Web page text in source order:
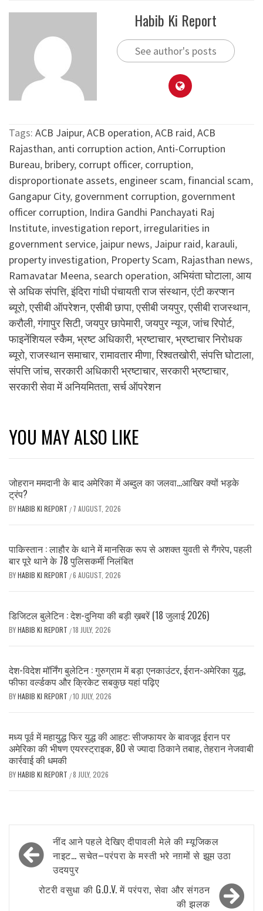
Habib Ki Report
See author's posts
Tags: ACB Jaipur,ACB operation,ACB raid,ACB
Rajasthan, anti corruption action,Anti-Corruption
Bureau, bribery, corrupt officer, corruption,
disproportionate assets, engineer scam, financial scam,
Gangapur City, government corruption, government
officer corruption, Indira Gandhi Panchayati Raj
Institute, investigation report, irregularities in
government service, jaipur news, Jaipur raid, karauli,
property investigation, Property Scam, Rajasthan news,
Ramavatar Meena,search operation,अभियंता घोटाला,आय
से अधिक संपत्ति,इंदिरा गांधी पंचायती राज संस्थान,एंटी करप्शन
ब्यूरो,एसीबी ऑपरेशन,एसीबी छापा,एसीबी जयपुर,एसीबी राजस्थान,
करौली,गंगापुर सिटी,जयपुर छापेमारी,जयपुर न्यूज,जांच रिपोर्ट,
फाइनेंशियल स्कैम,भ्रष्ट अधिकारी,भ्रष्टाचार,भ्रष्टाचार निरोधक
ब्यूरो,राजस्थान समाचार,रामावतार मीणा,रिश्वतखोरी,संपत्ति घोटाला,
संपत्ति जांच,सरकारी अधिकारी भ्रष्टाचार,सरकारी भ्रष्टाचार,
सरकारी सेवा में अनियमितता,सर्च ऑपरेशन
YOU MAY ALSO LIKE
जोहरान ममदानी के बाद अमेरिका में अब्दुल का जलवा…आखिर क्यों भड़के
ट्रंप?
BYHABIB KI REPORT / 7 AUGUST, 2026
पाकिस्तान : लाहौर के थाने में मानसिक रूप से अशक्त युवती से गैंगरेप, पहली
बार पूरे थाने के 78 पुलिसकर्मी निलंबित
BYHABIB KI REPORT /6 AUGUST, 2026
डिजिटल बुलेटिन : देश-दुनिया की बड़ी ख़बरें (18 जुलाई 2026)
BYHABIB KI REPORT /18 JULY, 2026
देश-विदेश मॉर्निंग बुलेटिन : गुरुग्राम में बड़ा एनकाउंटर, ईरान-अमेरिका युद्ध,
फीफा वर्ल्डकप और क्रिकेट सबकुछ यहां पढ़िए
BYHABIB KI REPORT /10 JULY, 2026
मध्य पूर्व में महायुद्ध फिर युद्ध की आहट: सीजफायर के बावजूद ईरान पर
अमेरिका की भीषण एयरस्ट्राइक, 80 से ज्यादा ठिकाने तबाह, तेहरान नेजवाबी
कार्रवाई की धमकी
BYHABIB KI REPORT /8 JULY, 2026
Post
navigation
नींद आने पहले देखिए दीपावली मेले की म्यूजिकल
नाइट… सचेत–परंपरा के मस्ती भरे नग़मों से झूम उठा
उदयपुर
रोटरी वसुधा की G.O.V. में परंपरा, सेवा और संगठन
की झलक